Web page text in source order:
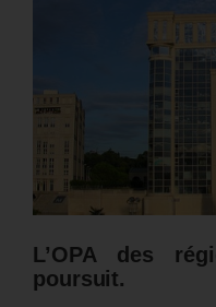
L’OPA des
poursuit.